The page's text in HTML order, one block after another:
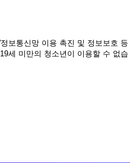
보통신망 이용 촉진 및 정보보호 등
세 미만의 청소년이 이용할 수 없습